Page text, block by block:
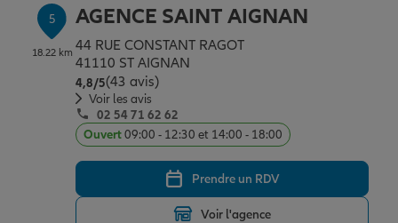
5
18.22 km
AGENCE SAINT AIGNAN
44 RUE CONSTANT RAGOT
41110 ST AIGNAN
4,8/5Note de 4.8 sur 5
(43 avis)
Voir les avis
02 54 71 62 62
Ouvert09:00 - 12:30 et 14:00 - 18:00
Prendre un RDV
Voir l'agence